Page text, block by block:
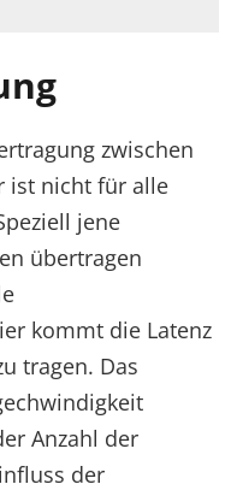
zwischen
ist nicht für alle
jene
übertragen
kommt die Latenz
tragen. Das
Anzahl der
der